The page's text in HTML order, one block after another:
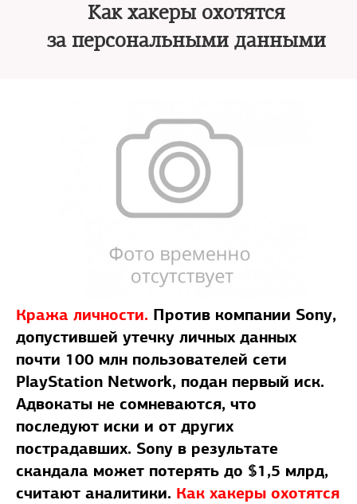
Как хакеры охотятся
за персональными данными
Кража личности. Против компании Sony,
допустившей утечку личных данных
почти 100 млн пользователей сети
PlayStation Network, подан первый иск.
Адвокаты не сомневаются, что
последуют иски и от других
пострадавших. Sony в результате
скандала может потерять до $1,5 млрд,
считают аналитики. Как хакеры охотятся